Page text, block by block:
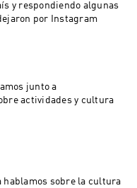
y respondiendo algunas
por Instagram
junto a
actividades y cultura
hablamos sobre la cultura